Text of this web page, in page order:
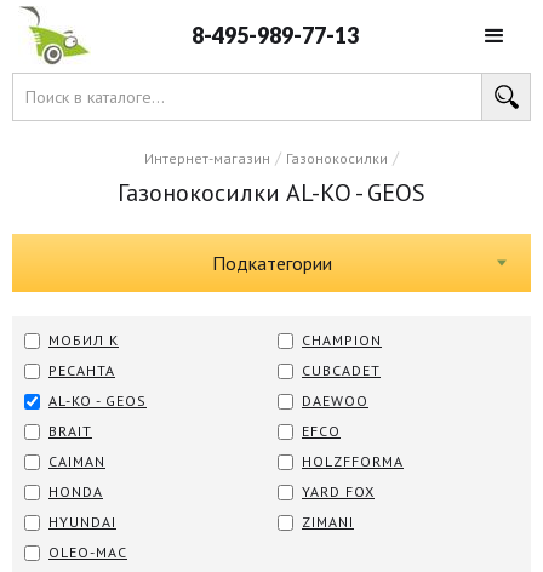
8-495-989-77-13
Интернет-магазин / Газонокосилки /
Газонокосилки AL-KO - GEOS
Подкатегории
МОБИЛ К
РЕСАНТА
AL-KO - GEOS
BRAIT
CAIMAN
CHAMPION
CUBCADET
DAEWOO
EFCO
HOLZFFORMA
HONDA
HYUNDAI
OLEO-MAC
YARD FOX
ZIMANI